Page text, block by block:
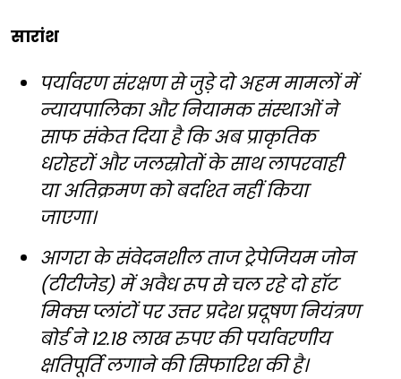
सारांश
पर्यावरण संरक्षण से जुड़े दो अहम मामलों में
न्यायपालिका और नियामक संस्थाओं ने
साफ संकेत दिया है कि अब प्राकृतिक
धरोहरों और जलस्रोतों के साथ लापरवाही
या अतिक्रमण को बर्दाश्त नहीं किया
जाएगा।
आगरा के संवेदनशील ताज ट्रेपेजियम जोन
(टीटीजेड) में अवैध रूप से चल रहे दो हॉट
मिक्स प्लांटों पर उत्तर प्रदेश प्रदूषण नियंत्रण
बोर्ड ने 12.18 लाख रुपए की पर्यावरणीय
क्षतिपूर्ति लगाने की सिफारिश की है।